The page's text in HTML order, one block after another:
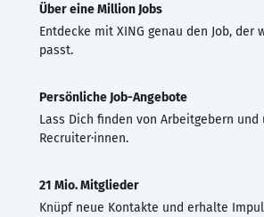
Über eine Million Jobs
Entdecke mit XING genau den Job, der
passt.
Persönliche Job-Angebote
Lass Dich finden von Arbeitgebern und
Recruiter·innen.
21 Mio. Mitglieder
Knüpf neue Kontakte und erhalte